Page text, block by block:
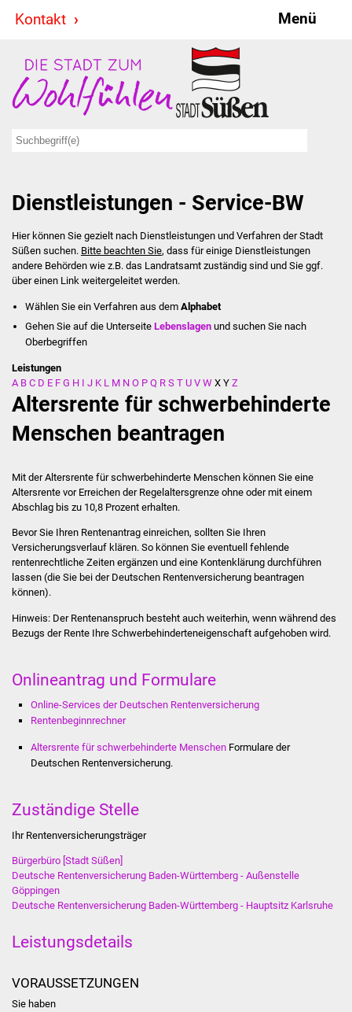
Kontakt Menü
Stadt & Politik
Bürgermeister
Ausschüsse
Ratsinformationssystem
Jugendbeirat
Summerrockfestival
Stadtverwaltung
Stellenangebote
Kontakt
Veröffentlichungen
Wahlen
Jubiläumsjahr 2021
Sanierung Hallenbad
Dienstleistungen - Service-BW
Hier können Sie gezielt nach Dienstleistungen und Verfahren der Stadt
Süßen suchen. Bitte beachten Sie, dass für einige Dienstleistungen
andere Behörden wie z.B. das Landratsamt zuständig sind und Sie ggf.
über einen Link weitergeleitet werden.
Wählen Sie ein Verfahren aus dem Alphabet
Gehen Sie auf die UnterseiteLebenslagen und suchen Sie nach
Oberbegriffen
Leistungen
A B C D E F G H I J K L M N O P Q R S T U V W X Y Z
Altersrente für schwerbehinderte
Menschen beantragen
Mit der Altersrente für schwerbehinderte Menschen können Sie eine
Altersrente vor Erreichen der Regelaltersgrenze ohne oder mit einem
Abschlag bis zu 10,8 Prozent erhalten.
Bevor Sie Ihren Rentenantrag einreichen, sollten Sie Ihren
Versicherungsverlauf klären. So können Sie eventuell fehlende
rentenrechtliche Zeiten ergänzen und eine Kontenklärung durchführen
lassen (die Sie bei der Deutschen Rentenversicherung beantragen
können).
Hinweis: Der Rentenanspruch besteht auch weiterhin, wenn während des
Bezugs der Rente Ihre Schwerbehinderteneigenschaft aufgehoben wird.
Onlineantrag und Formulare
Online-Services der Deutschen Rentenversicherung
Rentenbeginnrechner
Altersrente für schwerbehinderte Menschen Formulare der
Deutschen Rentenversicherung.
Zuständige Stelle
Ihr Rentenversicherungsträger
Bürgerbüro [Stadt Süßen]
Deutsche Rentenversicherung Baden-Württemberg - Außenstelle
Göppingen
Deutsche Rentenversicherung Baden-Württemberg - Hauptsitz Karlsruhe
Leistungsdetails
VORAUSSETZUNGEN
Sie haben